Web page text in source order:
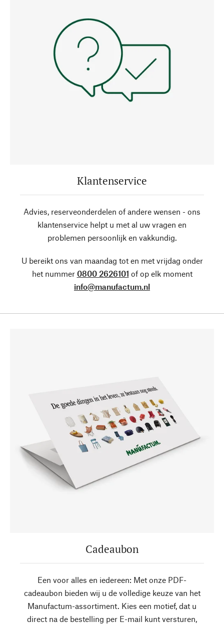
Klantenservice
Advies, reserveonderdelen of andere wensen - ons
klantenservice helpt u met al uw vragen en
problemen persoonlijk en vakkundig.
U bereikt ons van maandag tot en met vrijdag onder
het nummer 0800 2626101 of op elk moment
info@manufactum.nl
Cadeaubon
Een voor alles en iedereen: Met onze PDF-
cadeaubon bieden wij u de volledige keuze van het
Manufactum-assortiment. Kies een motief, dat u
direct na de bestelling per E-mail kunt versturen,